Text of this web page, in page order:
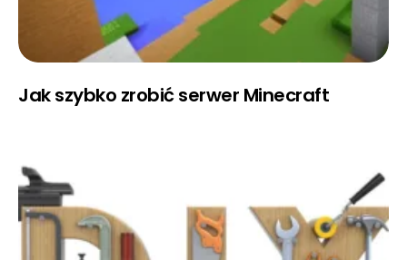
Jak szybko zrobić serwer Minecraft